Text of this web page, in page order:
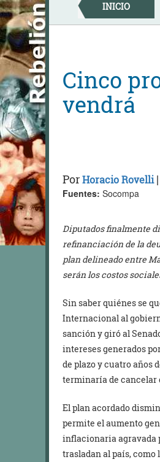
Skip
to
content
INICIO
Cinco
vendrá
PorHoracio Rovelli|
Fuentes: Socompa
Diputados finalmente
refinanciación de la
plan delineado entre
serán los costos
Sin saber quiénes se
Internacional al
sanción y giró al
intereses generados
de plazo y cuatro años
terminaría de cancelar
El plan acordado
permite el aumento
inflacionaria agravada
trasladan al país, como